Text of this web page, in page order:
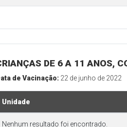
DE 6 A 11 ANOS,
de Vacinação: 22 de junho de 2022
Unidade
Nenhum resultado foi encontrado.